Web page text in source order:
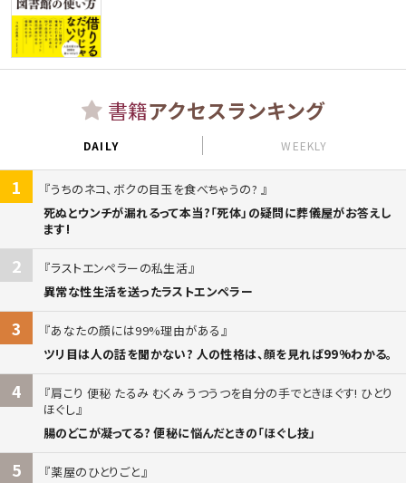
書籍アクセスランキング
DAILY WEEKLY
1
うちのネコ、ボクの目玉を食べちゃうの?
死ぬとウンチが漏れるって本当?「死体」の疑問に葬儀屋がお答えし
ます!
2
ラストエンペラーの私生活
異常な性生活を送ったラストエンペラー
3
あなたの顔には99%理由がある
ツリ目は人の話を聞かない? 人の性格は、顔を見れば99%わかる。
4
肩こり 便秘 たるみ むくみ うつうつを自分の手でときほぐす! ひとり
ほぐし
腸のどこが凝ってる? 便秘に悩んだときの「ほぐし技」
5
薬屋のひとりごと